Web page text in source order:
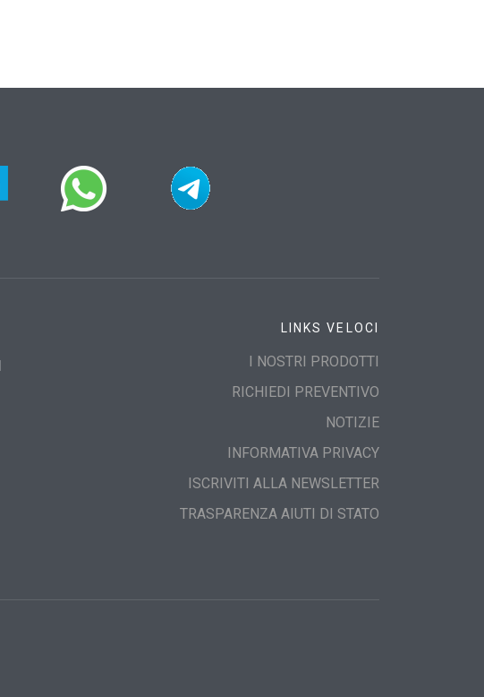
LINKS VELOCI
I NOSTRI PRODOTTI
RICHIEDI PREVENTIVO
NOTIZIE
INFORMATIVA PRIVACY
ISCRIVITI ALLA NEWSLETTER
TRASPARENZA AIUTI DI STATO